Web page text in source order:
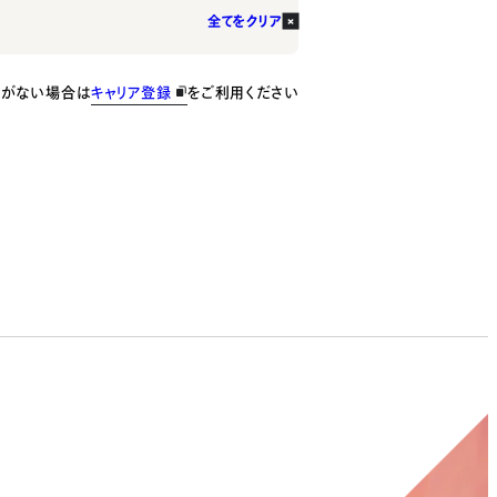
全てをクリア
ない場合はキャリア登録 をご利用ください